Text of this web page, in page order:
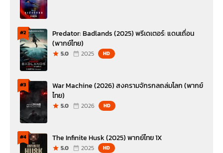
#2
Predator: Badlands (2025) พรีเดเตอร์: แดนเถื่อน
(พากย์ไทย)
5.0 2025 HD
#3
War Machine (2026) สงครามจักรกลถล่มโลก (พากย์
ไทย)
5.0 2026 HD
#4 The Infinite Husk (2025) พากย์ไทย 1X
5.0 2025 HD